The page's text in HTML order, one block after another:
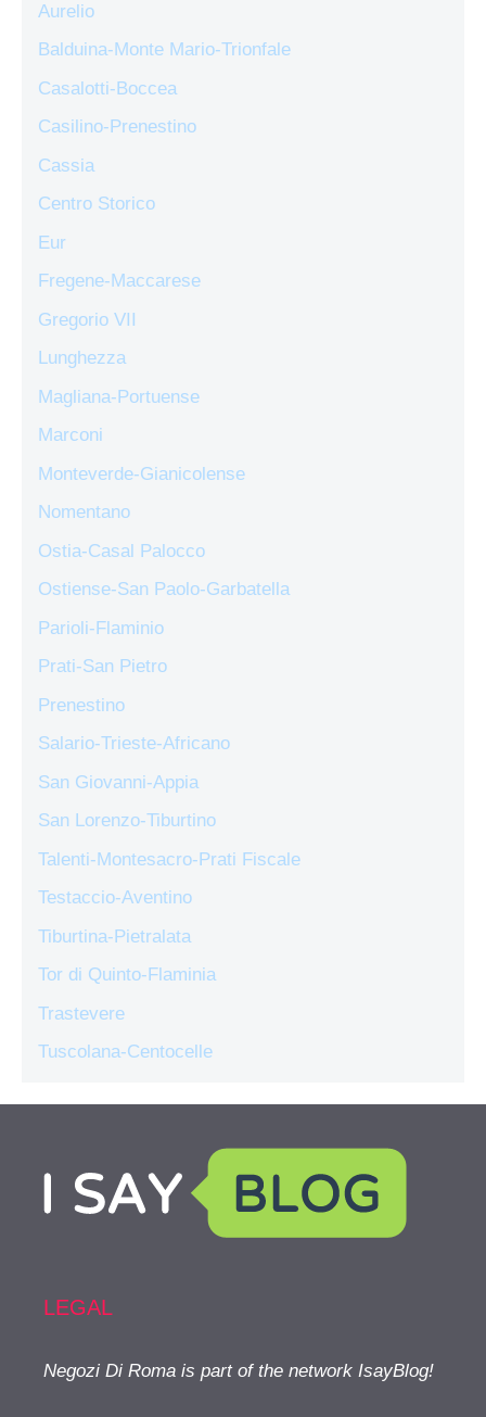
Aurelio
Balduina-Monte Mario-Trionfale
Casalotti-Boccea
Casilino-Prenestino
Cassia
Centro Storico
Eur
Fregene-Maccarese
Gregorio VII
Lunghezza
Magliana-Portuense
Marconi
Monteverde-Gianicolense
Nomentano
Ostia-Casal Palocco
Ostiense-San Paolo-Garbatella
Parioli-Flaminio
Prati-San Pietro
Prenestino
Salario-Trieste-Africano
San Giovanni-Appia
San Lorenzo-Tiburtino
Talenti-Montesacro-Prati Fiscale
Testaccio-Aventino
Tiburtina-Pietralata
Tor di Quinto-Flaminia
Trastevere
Tuscolana-Centocelle
LEGAL
Negozi Di Roma is part of the network IsayBlog!